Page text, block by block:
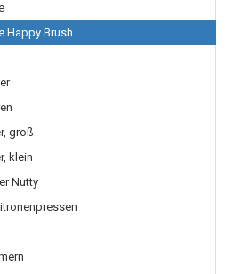
Happy Brush
groß
klein
Nutty